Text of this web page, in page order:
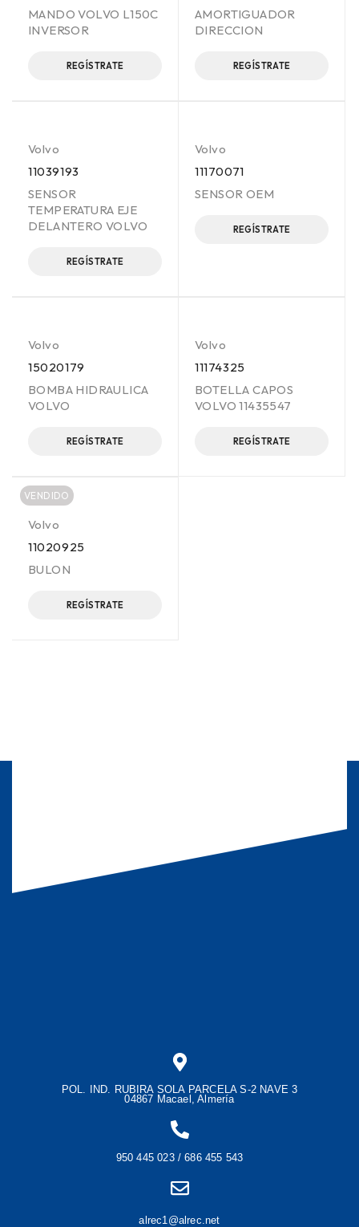
MANDO VOLVO L150C
INVERSOR
REGÍSTRATE
AMORTIGUADOR
DIRECCION
REGÍSTRATE
Volvo
11039193
SENSOR
TEMPERATURA EJE
DELANTERO VOLVO
REGÍSTRATE
Volvo
11170071
SENSOR OEM
REGÍSTRATE
Volvo
15020179
BOMBA HIDRAULICA
VOLVO
REGÍSTRATE
Volvo
11174325
BOTELLA CAPOS
VOLVO 11435547
REGÍSTRATE
VENDIDO
Volvo
11020925
BULON
REGÍSTRATE
POL. IND. RUBIRA SOLA PARCELA S-2 NAVE 3
04867 Macael, Almería
950 445 023 / 686 455 543
alrec1@alrec.net